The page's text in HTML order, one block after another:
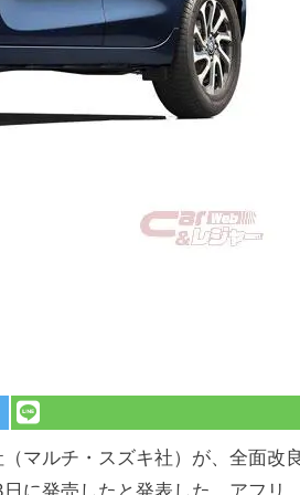
マルチ・スズキ社）が、全面改
に発売したと発表した。アフリ